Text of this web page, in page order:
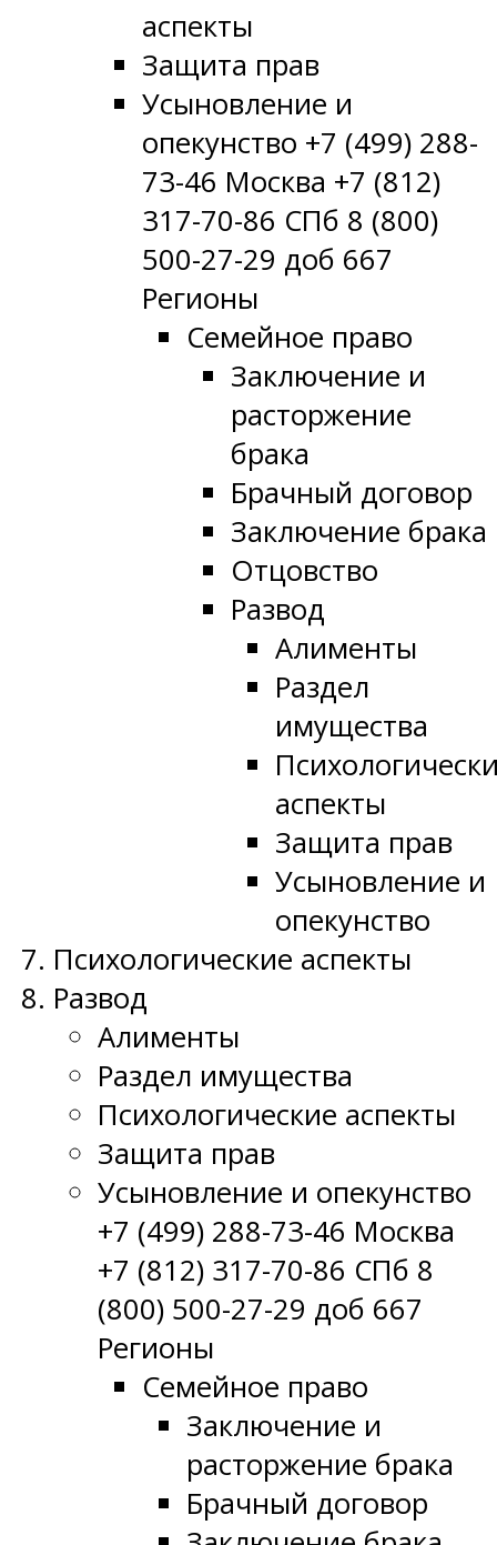
аспекты
Защита прав
Усыновление и
опекунство +7 (499) 288-
73-46 Москва +7 (812)
317-70-86 СПб 8 (800)
500-27-29 доб 667
Регионы
Семейное право
Заключение и
расторжение
брака
Брачный договор
Заключение брака
Отцовство
Развод
Алименты
Раздел
имущества
аспекты
Защита прав
Усыновление и
опекунство
Психологические аспекты
Развод
Алименты
Раздел имущества
Психологические аспекты
Защита прав
Усыновление и опекунство
+7 (499) 288-73-46 Москва
+7 (812) 317-70-86 СПб 8
(800) 500-27-29 доб 667
Регионы
Семейное право
Заключение и
расторжение брака
Брачный договор